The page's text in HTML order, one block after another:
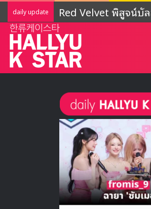
daily update LIGHTSUM เตรียม